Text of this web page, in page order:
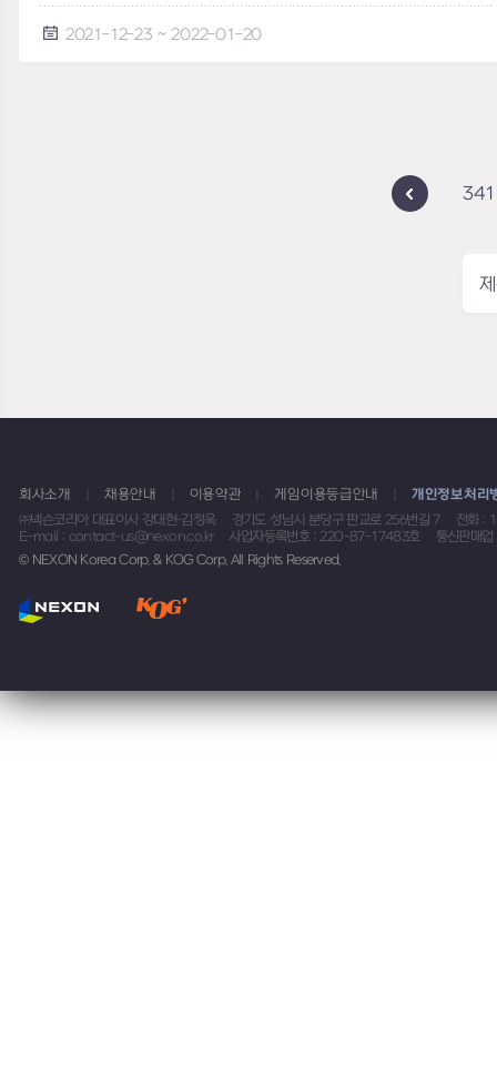
2021-12-23 ~ 2022-01-20
341
회사소개 채용안내 이용약관 게임이용등급안내
개인정보처리
㈜넥슨코리아 대표이사 강대현·김정욱
경기도 성남시 분당구 판교로 256번길 7
전화 :
E-mail : contact-us@nexon.co.kr
사업자등록번호 : 220-87-17483호
통신판매
© NEXON Korea Corp. & KOG Corp. All Rights Reserved.